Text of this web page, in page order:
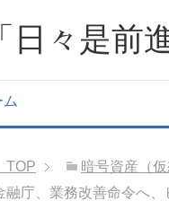
々是前進
ム
TOP
暗号資産（
庁、業務改善命令へ